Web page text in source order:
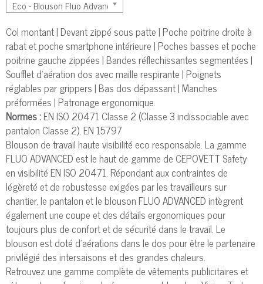
Col montant | Devant zippé sous patte | Poche poitrine droite à
rabat et poche smartphone intérieure | Poches basses et poche
poitrine gauche zippées | Bandes réflechissantes segmentées |
Soufflet d’aération dos avec maille respirante | Poignets
réglables par grippers | Bas dos dépassant | Manches
préformées | Patronage ergonomique.
Normes :EN ISO 20471 Classe 2 (Classe 3 indissociable avec
pantalon Classe 2), EN 15797
Blouson de travail haute visibilité eco responsable. La gamme
FLUO ADVANCED est le haut de gamme de CEPOVETT Safety
en visibilité EN ISO 20471. Répondant aux contraintes de
légèreté et de robustesse exigées par les travailleurs sur
chantier, le pantalon et le blouson FLUO ADVANCED intègrent
également une coupe et des détails ergonomiques pour
toujours plus de confort et de sécurité dans le travail. Le
blouson est doté d’aérations dans le dos pour être le partenaire
privilégié des intersaisons et des grandes chaleurs.
Retrouvez une gamme complète de vêtements publicitaires et